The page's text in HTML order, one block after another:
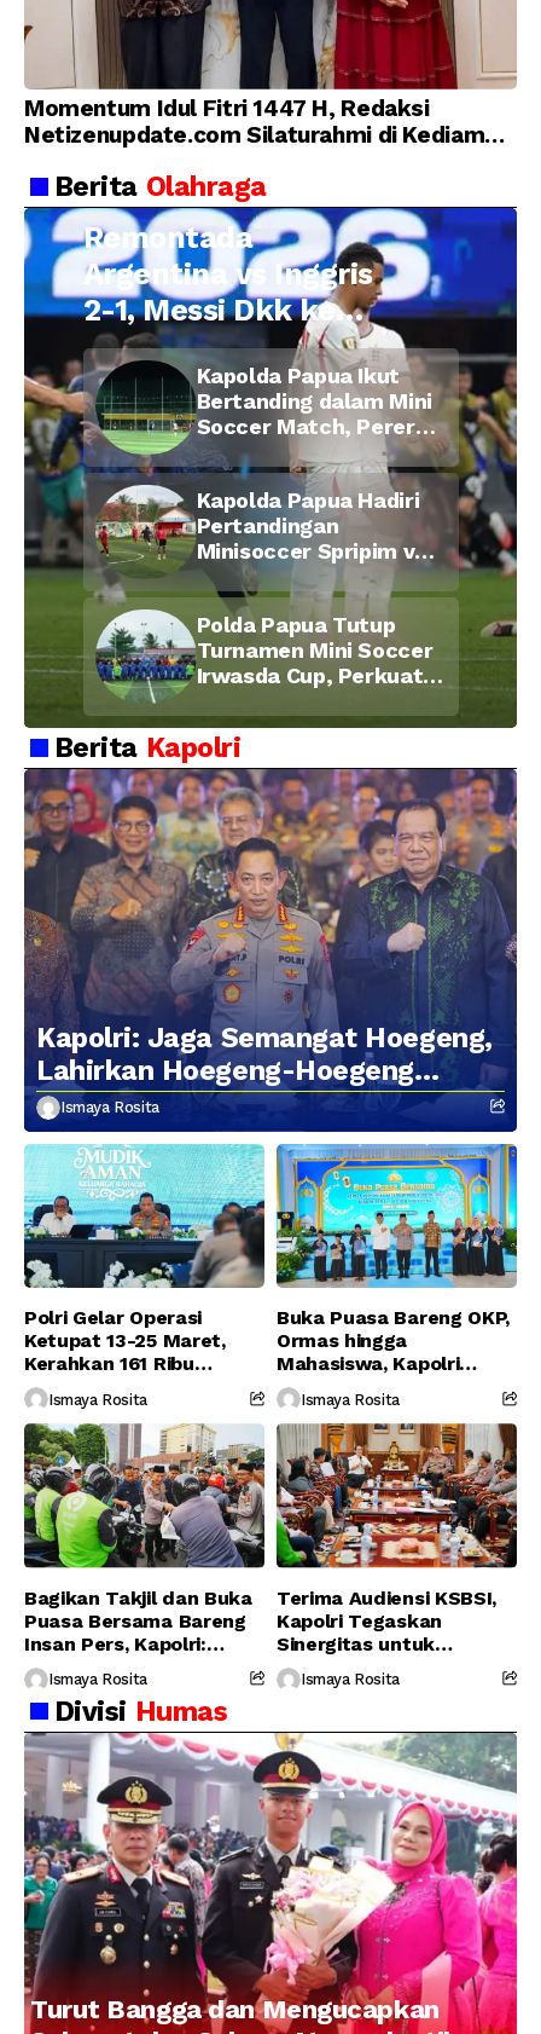
Momentum Idul Fitri 1447 H, Redaksi
Netizenupdate.com Silaturahmi di Kediaman
Berita Olahraga
Remontada
Argentina vs Inggris
2-1, Messi Dkk ke
Final Piala Dunia
2026
Kapolda Papua Ikut
Bertanding dalam Mini
Soccer Match, Pererat
Kebersamaan Personel
di Bulan Ramadan
Kapolda Papua Hadiri
Pertandingan
Minisoccer Spripim vs
Bid Propam, Pererat
Soliditas dan
Kebersamaan Personel
Polda Papua Tutup
Turnamen Mini Soccer
Irwasda Cup, Perkuat
Kebersamaan Personel
Berita Kapolri
Kapolri: Jaga Semangat Hoegeng,
Lahirkan Hoegeng-Hoegeng
Berikutnya
Ismaya Rosita
Polri Gelar Operasi
Ketupat 13-25 Maret,
Kerahkan 161 Ribu
Personel Gabungan
Ismaya Rosita
Buka Puasa Bareng OKP,
Ormas hingga
Mahasiswa, Kapolri
Serukan Jaga
Persatuan-Dukung
Program Pemerintah
Ismaya Rosita
Bagikan Takjil dan Buka
Puasa Bersama Bareng
Insan Pers, Kapolri:
Suara Media Suara
Publik
Ismaya Rosita
Terima Audiensi KSBSI,
Kapolri Tegaskan
Sinergitas untuk
Perjuangkan Hak Buruh
Ismaya Rosita
Divisi Humas
Turut Bangga dan Mengucapkan